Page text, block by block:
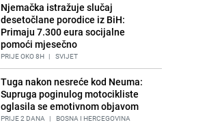
Njemačka istražuje slučaj
desetočlane porodice iz BiH:
Primaju 7.300 eura socijalne
pomoći mjesečno
PRIJE OKO 8H | SVIJET
Tuga nakon nesreće kod Neuma:
Supruga poginulog motocikliste
oglasila se emotivnom objavom
PRIJE 2 DANA | BOSNA I HERCEGOVINA